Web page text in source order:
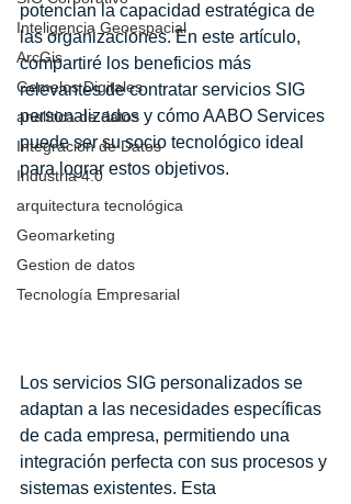
Inteligencia Geoespacial
ArcGis
Gemelos Digitales
analítica de datos
Integración de Datos
Industria 4.0
arquitectura tecnológica
Geomarketing
Gestion de datos
Tecnología Empresarial
potencian la capacidad estratégica de
las organizaciones. En este artículo,
compartiré los beneficios más
relevantes de contratar servicios SIG
personalizados y cómo AABO Services
puede ser su socio tecnológico ideal
para lograr estos objetivos.
Ventajas estratégicas de
los servicios SIG
Los servicios SIG personalizados se
adaptan a las necesidades específicas
de cada empresa, permitiendo una
integración perfecta con sus procesos y
sistemas existentes. Esta